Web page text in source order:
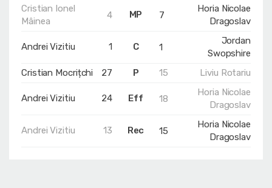
Cristian Ionel
Mâinea
4 MP 7
Horia Nicolae
Dragoslav
Andrei Vizitiu 1 C 1
Jordan
Swopshire
Cristian Mocrițchi
27 P 15 Liviu Rotariu
Andrei Vizitiu 24 Eff 18
Horia Nicolae
Dragoslav
Andrei Vizitiu 13 Rec 15
Horia Nicolae
Dragoslav